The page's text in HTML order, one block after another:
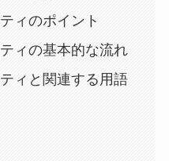
ィのポイント
ィの基本的な流れ
ィと関連する用語